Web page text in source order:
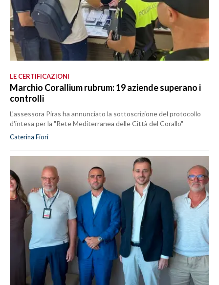
LE CERTIFICAZIONI
Marchio Corallium rubrum: 19 aziende superano i
controlli
L'assessora Piras ha annunciato la sottoscrizione del protocollo
d'intesa per la "Rete Mediterranea delle Città del Corallo"
Caterina Fiori